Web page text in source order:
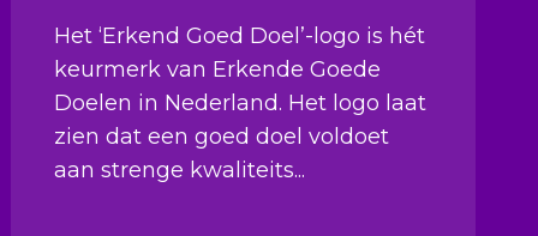
Het ‘Erkend Goed Doel’-logo is hét
keurmerk van Erkende Goede
Doelen in Nederland. Het logo laat
zien dat een goed doel voldoet
aan strenge kwaliteits...